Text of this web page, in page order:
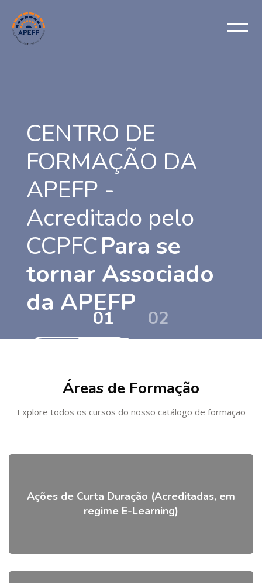
CENTRO DE
FORMAÇÃO DA
APEFP -
Acreditado pelo
CCPFCPara se
tornar Associado
da APEFP
Áreas de Formação
Explore todos os cursos do nosso catálogo de formação
Ações de Curta Duração (Acreditadas, em
regime E-Learning)